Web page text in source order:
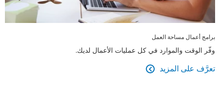
برامج أعمال مساحة العمل
وفّر الوقت والموارد في كل عمليات الأعمال لديك.
تعرَّف على المزيد 